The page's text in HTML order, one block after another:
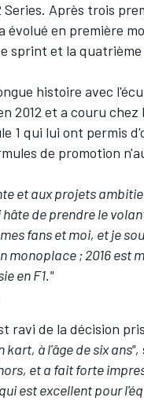
Après trois
évolué en première
sprint et la
histoire avec
2012 et a couru chez
1 qui lui ont permis
de promotion
et aux projets
de prendre le
fans et moi, et je
monoplace ; 2016 est
en F1."
de la décision
à l'âge de six ans",
et a fait forte
est excellent pour